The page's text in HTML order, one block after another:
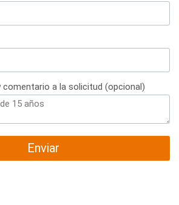
comentario a la solicitud (opcional)
Enviar